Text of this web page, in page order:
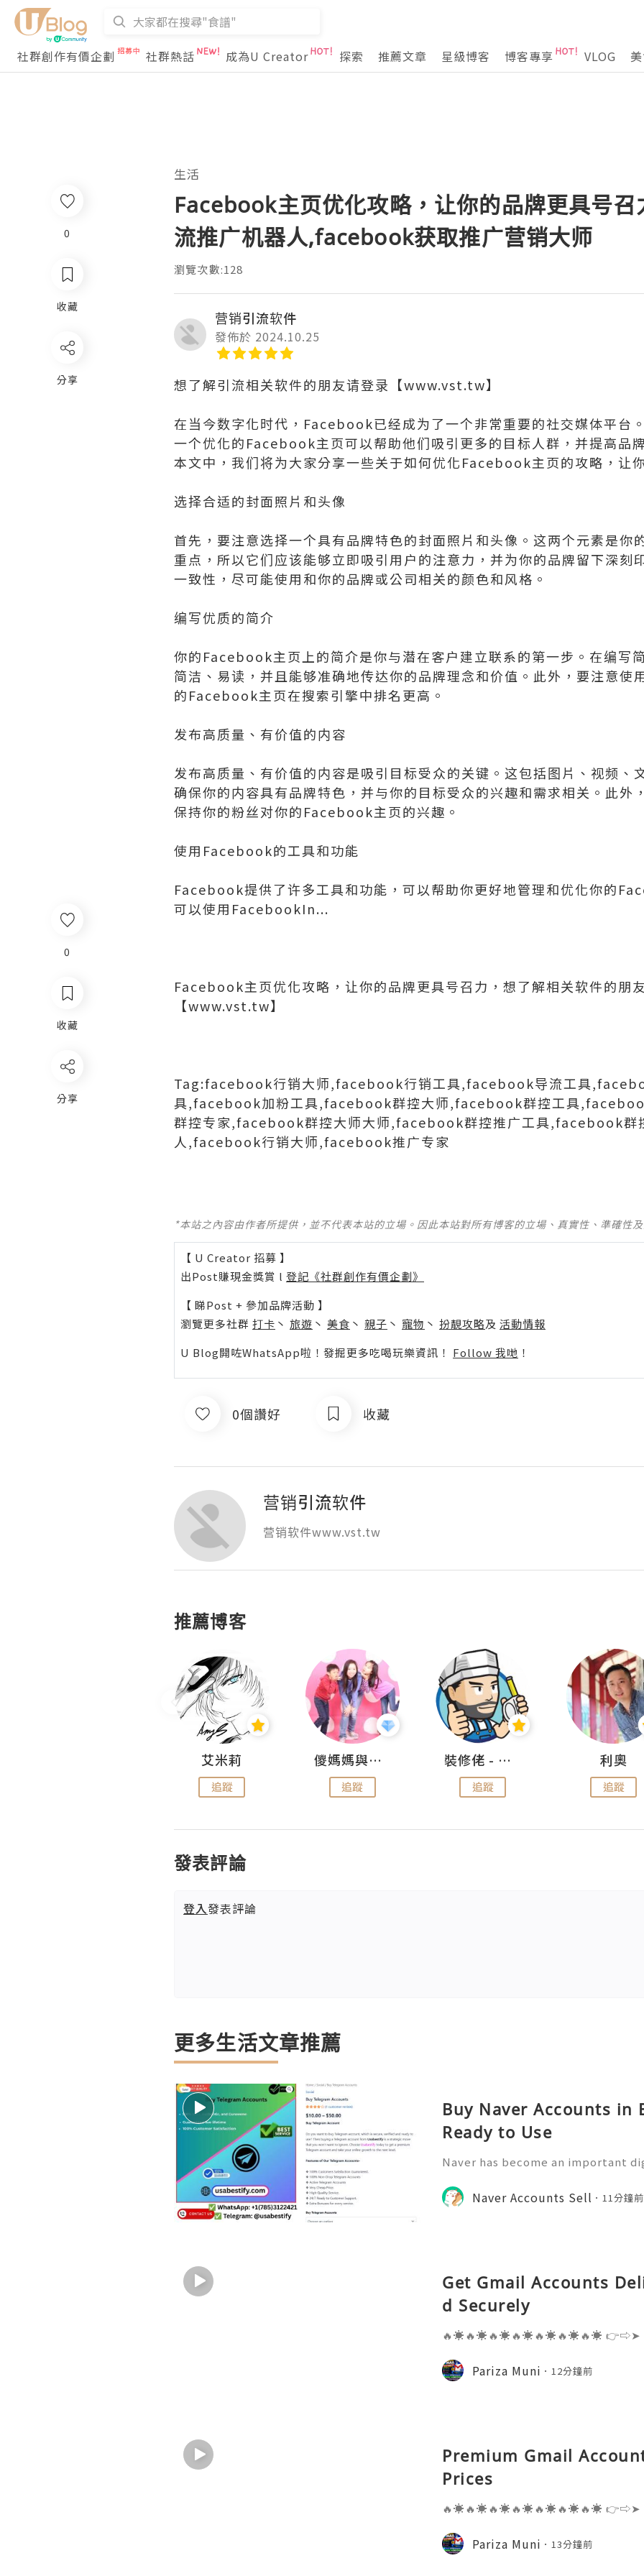
社群創作有價企劃 社群熱話 成為U Creator 探索 推薦文章 星級博客 博客專享 VLOG
0
收藏
分享
生活
Facebook主页优化攻略，让你的品牌更具号
流推广机器人,facebook获取推广营销大师
瀏覽次數:128
营销引流软件
發佈於 2024.10.25
想了解引流相关软件的朋友请登录【www.vst.tw】
在当今数字化时代，Facebook已经成为了一个非常重要的社交媒体平台
一个优化的Facebook主页可以帮助他们吸引更多的目标人群，并提高品
本文中，我们将为大家分享一些关于如何优化Facebook主页的攻略，让
选择合适的封面照片和头像
首先，要注意选择一个具有品牌特色的封面照片和头像。这两个元素是
重点，所以它们应该能够立即吸引用户的注意力，并为你的品牌留下深刻
一致性，尽可能使用和你的品牌或公司相关的颜色和风格。
编写优质的简介
你的Facebook主页上的简介是你与潜在客户建立联系的第一步。在编写
简洁、易读，并且能够准确地传达你的品牌理念和价值。此外，要注意使
的Facebook主页在搜索引擎中排名更高。
发布高质量、有价值的内容
发布高质量、有价值的内容是吸引目标受众的关键。这包括图片、视频、
确保你的内容具有品牌特色，并与你的目标受众的兴趣和需求相关。此外
保持你的粉丝对你的Facebook主页的兴趣。
使用Facebook的工具和功能
Facebook提供了许多工具和功能，可以帮助你更好地管理和优化你的
可以使用FacebookIn...
Facebook主页优化攻略，让你的品牌更具号召力，想了解相关软件的朋
【www.vst.tw】
Tag:facebook行销大师,facebook行销工具,facebook导流工具
具,facebook加粉工具,facebook群控大师,facebook群控工具
群控专家,facebook群控大师大师,facebook群控推广工具,facebook群
人,facebook行销大师,facebook推广专家
*本站之內容由作者所提供，並不代表本站的立場。因此本站對所有博客的立場、真實性、準確性
【 U Creator 招募 】
出Post賺現金獎賞 l 登記《社群創作有價企劃》
【 睇Post + 參加品牌活動 】
瀏覽更多社群 打卡 丶 旅遊 丶 美食 丶 親子 丶 寵物 丶 扮靚攻略及 活動情報
U Blog開咗WhatsApp啦！發掘更多吃喝玩樂資訊！ Follow 我哋 ！
0個讚好 收藏
营销引流软件
营销软件www.vst.tw
推薦博客
艾米莉
追蹤
儍媽媽與兩隻小魔怪之家
追蹤
裝修佬 - 香港一站式網上裝修平台
追蹤
利奧
追蹤
發表評論
登入發表評論
更多生活文章推薦
Buy Naver Accounts in
Ready to Use
Naver has become an important
y participation. Understanding
can help individuals, educ
Naver Accounts Sell 11分鐘前
Get Gmail Accounts
d Securely
🔥☀️🔥☀️🔥☀️🔥☀️🔥☀️🔥☀️🔥☀️ 👉⇨➤
ail.com 👉⇨➤ Visit To Website:
s one of the most widely used
Pariza Muni 12分鐘前
Premium Gmail
Prices
🔥☀️🔥☀️🔥☀️🔥☀️🔥☀️🔥☀️🔥☀️ 👉⇨➤
ail.com 👉⇨➤ Visit To Website:
s one of the most widely used
Pariza Muni 13分鐘前
0
收藏
分享